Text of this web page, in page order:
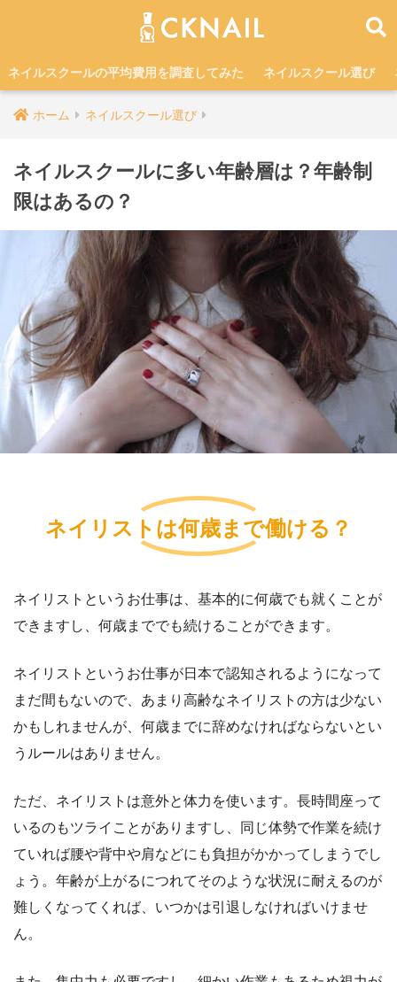
ネイルスクールの平均費用を調査してみた ネイルスクール選び
ホーム ネイルスクール選び
ネイルスクールに多い年齢層は？年齢制
限はあるの？
ネイリストは何歳まで働ける？
ネイリストというお仕事は、基本的に何歳でも就くことが
できますし、何歳まででも続けることができます。
ネイリストというお仕事が日本で認知されるようになって
まだ間もないので、あまり高齢なネイリストの方は少ない
かもしれませんが、何歳までに辞めなければならないとい
うルールはありません。
ただ、ネイリストは意外と体力を使います。長時間座って
いるのもツライことがありますし、同じ体勢で作業を続け
ていれば腰や背中や肩などにも負担がかかってしまうでし
ょう。年齢が上がるにつれてそのような状況に耐えるのが
難しくなってくれば、いつかは引退しなければいけませ
ん。